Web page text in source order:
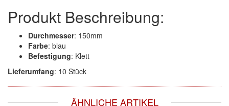
StarChem
Sundstrom
Produkt Beschreibung:
Durchmesser: 150mm
Farbe: blau
Befestigung: Klett
Lieferumfang: 10 Stück
ÄHNLICHE ARTIKEL